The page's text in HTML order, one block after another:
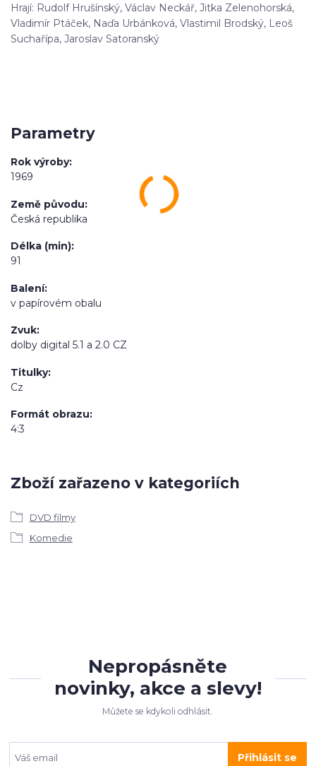
Hrají: Rudolf Hrušínský, Václav Neckář, Jitka Zelenohorská,
Vladimír Ptáček, Naďa Urbánková, Vlastimil Brodský, Leoš
Suchařípa, Jaroslav Satoranský
Parametry
Rok výroby
1969
Země původu
Česká republika
Délka (min)
91
Balení
v papírovém obalu
Zvuk
dolby digital 5.1 a 2.0 CZ
Titulky
Cz
Formát obrazu
4:3
Zboží zařazeno v kategoriích
DVD filmy
Komedie
Nepropásněte
novinky, akce a slevy!
Můžete se kdykoli odhlásit.
Přihlásit se